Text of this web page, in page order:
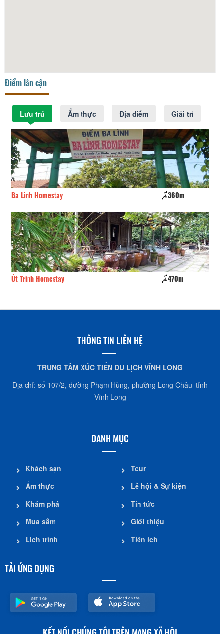
Điểm lân cận
Lưu trú Ẩm thực Địa điểm Giải trí
Ba Lình Homestay 360m
Út Trinh Homestay 470m
THÔNG TIN LIÊN HỆ
TRUNG TÂM XÚC TIẾN DU LỊCH VĨNH LONG
Địa chỉ: số 107/2, đường Phạm Hùng, phường Long Châu, tỉnh
Vĩnh Long
DANH MỤC
Khách sạn
Ẩm thực
Khám phá
Mua sắm
Lịch trình
Tour
Lễ hội & Sự kiện
Tin tức
Giới thiệu
Tiện ích
TẢI ỨNG DỤNG